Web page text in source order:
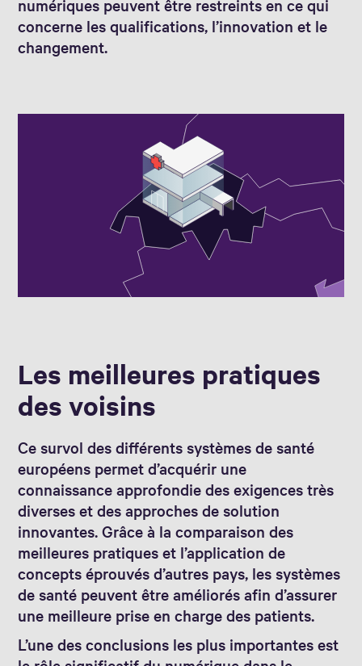
numériques peuvent être restreints en ce qui
concerne les qualifications, l’innovation et le
changement.
Les meilleures pratiques
des voisins
Ce survol des différents systèmes de santé
européens permet d’acquérir une
connaissance approfondie des exigences très
diverses et des approches de solution
innovantes. Grâce à la comparaison des
meilleures pratiques et l’application de
concepts éprouvés d’autres pays, les systèmes
de santé peuvent être améliorés afin d’assurer
une meilleure prise en charge des patients.
L’une des conclusions les plus importantes est